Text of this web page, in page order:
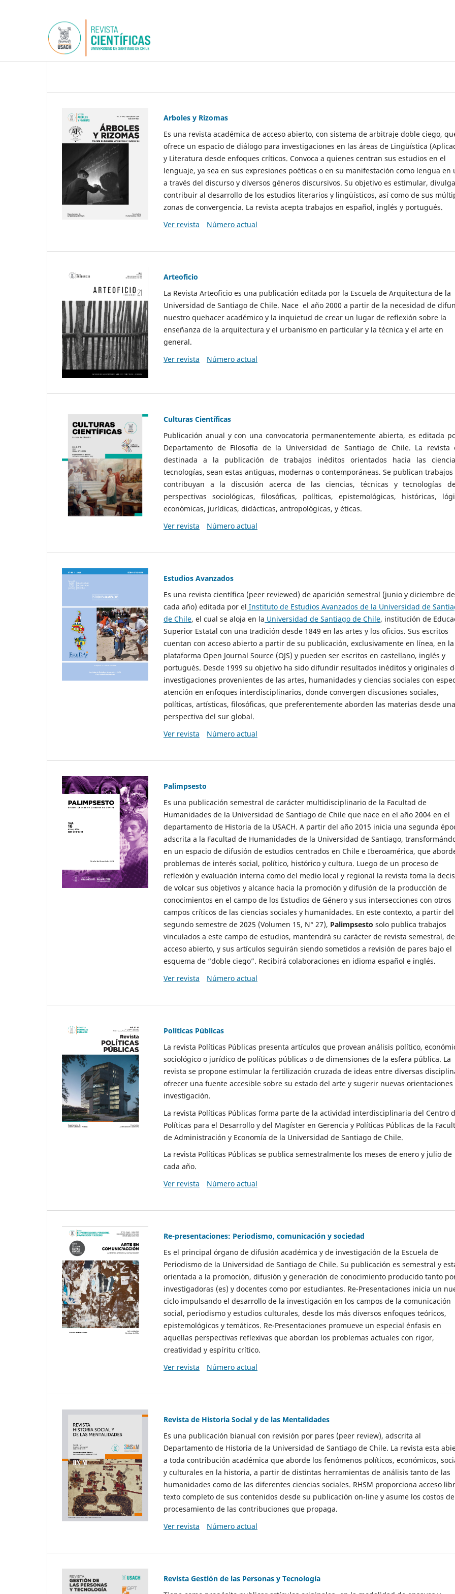
Arboles y Rizomas
Es una revista académica de acceso abierto, con sistema de arbitraje doble ciego,
ofrece un espacio de diálogo para investigaciones en las áreas de Lingüística
y Literatura desde enfoques críticos. Convoca a quienes centran sus estudios en el
lenguaje, ya sea en sus expresiones poéticas o en su manifestación como lengua en
a través del discurso y diversos géneros discursivos. Su objetivo es estimular,
contribuir al desarrollo de los estudios literarios y lingüísticos, así como de sus
zonas de convergencia. La revista acepta trabajos en español, inglés y portugués.
Ver revista
Número actual
Arteoficio
La Revista Arteoficio es una publicación editada por la Escuela de Arquitectura de la
Universidad de Santiago de Chile. Nace el año 2000 a partir de la necesidad de
nuestro quehacer académico y la inquietud de crear un lugar de reflexión sobre la
enseñanza de la arquitectura y el urbanismo en particular y la técnica y el arte en
general.
Ver revista
Número actual
Culturas Científicas
Publicación anual y con una convocatoria permanentemente abierta, es editada
Departamento de Filosofía de la Universidad de Santiago de Chile. La revista
destinada a la publicación de trabajos inéditos orientados hacia las
tecnologías, sean estas antiguas, modernas o contemporáneas. Se publican
contribuyan a la discusión acerca de las ciencias, técnicas y tecnologías
perspectivas sociológicas, filosóficas, políticas, epistemológicas, históricas,
económicas, jurídicas, didácticas, antropológicas, y éticas.
Ver revista
Número actual
Estudios Avanzados
Es una revista científica (peer reviewed) de aparición semestral (junio y diciembre de
cada año) editada por el Instituto de Estudios Avanzados de la Universidad de
de Chile, el cual se aloja en la Universidad de Santiago de Chile, institución de
Superior Estatal con una tradición desde 1849 en las artes y los oficios. Sus escritos
cuentan con acceso abierto a partir de su publicación, exclusivamente en línea, en la
plataforma Open Journal Source (OJS) y pueden ser escritos en castellano, inglés y
portugués. Desde 1999 su objetivo ha sido difundir resultados inéditos y originales
investigaciones provenientes de las artes, humanidades y ciencias sociales con
atención en enfoques interdisciplinarios, donde convergen discusiones sociales,
políticas, artísticas, filosóficas, que preferentemente aborden las materias desde una
perspectiva del sur global.
Ver revista
Número actual
Palimpsesto
Es una publicación semestral de carácter multidisciplinario de la Facultad de
Humanidades de la Universidad de Santiago de Chile que nace en el año 2004 en el
departamento de Historia de la USACH. A partir del año 2015 inicia una segunda
adscrita a la Facultad de Humanidades de la Universidad de Santiago,
en un espacio de difusión de estudios centrados en Chile e Iberoamérica, que
problemas de interés social, político, histórico y cultura. Luego de un proceso de
reflexión y evaluación interna como del medio local y regional la revista toma la
de volcar sus objetivos y alcance hacia la promoción y difusión de la producción de
conocimientos en el campo de los Estudios de Género y sus intersecciones con otros
campos críticos de las ciencias sociales y humanidades. En este contexto, a partir del
segundo semestre de 2025 (Volumen 15, N° 27), Palimpsesto solo publica trabajos
vinculados a este campo de estudios, mantendrá su carácter de revista semestral, de
acceso abierto, y sus artículos seguirán siendo sometidos a revisión de pares bajo el
esquema de “doble ciego”. Recibirá colaboraciones en idioma español e inglés.
Ver revista
Número actual
Políticas Públicas
La revista Políticas Públicas presenta artículos que provean análisis político,
sociológico o jurídico de políticas públicas o de dimensiones de la esfera pública. La
revista se propone estimular la fertilización cruzada de ideas entre diversas
ofrecer una fuente accesible sobre su estado del arte y sugerir nuevas orientaciones
investigación.
La revista Políticas Públicas forma parte de la actividad interdisciplinaria del Centro
Políticas para el Desarrollo y del Magíster en Gerencia y Políticas Públicas de la
de Administración y Economía de la Universidad de Santiago de Chile.
La revista Políticas Públicas se publica semestralmente los meses de enero y julio de
cada año.
Ver revista
Número actual
Re-presentaciones: Periodismo, comunicación y sociedad
Es el principal órgano de difusión académica y de investigación de la Escuela de
Periodismo de la Universidad de Santiago de Chile. Su publicación es semestral y
orientada a la promoción, difusión y generación de conocimiento producido tanto
investigadoras (es) y docentes como por estudiantes. Re-Presentaciones inicia un
ciclo impulsando el desarrollo de la investigación en los campos de la comunicación
social, periodismo y estudios culturales, desde los más diversos enfoques teóricos,
epistemológicos y temáticos. Re-Presentaciones promueve un especial énfasis en
aquellas perspectivas reflexivas que abordan los problemas actuales con rigor,
creatividad y espíritu crítico.
Ver revista
Número actual
Revista de Historia Social y de las Mentalidades
Es una publicación bianual con revisión por pares (peer review), adscrita al
Departamento de Historia de la Universidad de Santiago de Chile. La revista esta
a toda contribución académica que aborde los fenómenos políticos, económicos,
y culturales en la historia, a partir de distintas herramientas de análisis tanto de las
humanidades como de las diferentes ciencias sociales. RHSM proporciona acceso
texto completo de sus contenidos desde su publicación on-line y asume los costos de
procesamiento de las contribuciones que propaga.
Ver revista
Número actual
Revista Gestión de las Personas y Tecnología